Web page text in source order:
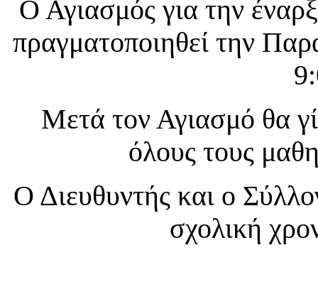
Ο Αγιασμός για την
πραγματοποιηθεί την
Μετά τον Αγιασμό θα
όλους τους
Ο Διευθυντής και ο
σχολική